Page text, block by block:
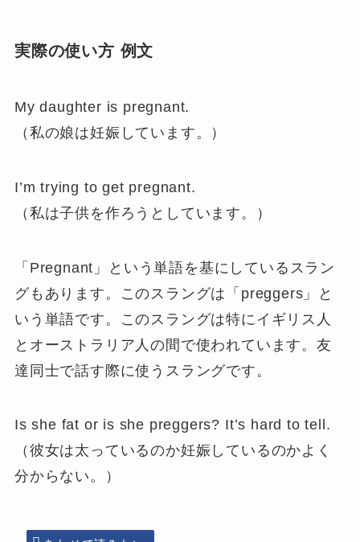
実際の使い方 例文
My daughter is pregnant.
（私の娘は妊娠しています。）
I’m trying to get pregnant.
（私は子供を作ろうとしています。）
「Pregnant」という単語を基にしているスラン
グもあります。このスラングは「preggers」と
いう単語です。このスラングは特にイギリス人
とオーストラリア人の間で使われています。友
達同士で話す際に使うスラングです。
Is she fat or is she preggers? It’s hard to tell.
（彼女は太っているのか妊娠しているのかよく
分からない。）